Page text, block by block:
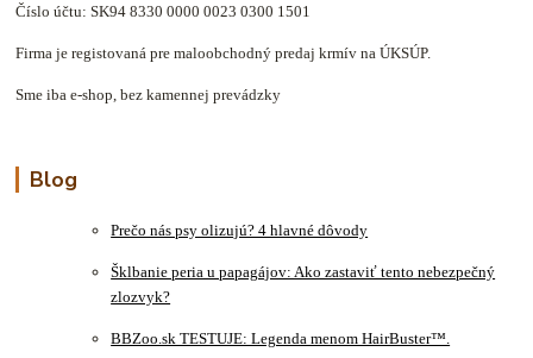
Číslo účtu: SK94 8330 0000 0023 0300 1501
Firma je registovaná pre maloobchodný predaj krmív na ÚKSÚP.
Sme iba e-shop, bez kamennej prevádzky
Blog
Prečo nás psy olizujú? 4 hlavné dôvody
Šklbanie peria u papagájov: Ako zastaviť tento nebezpečný
zlozvyk?
BBZoo.sk TESTUJE: Legenda menom HairBuster™.